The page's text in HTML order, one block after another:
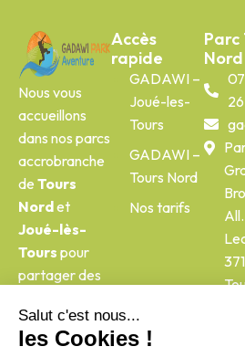
Nous vous
accueillons
dans nos parcs
accrobranche
de Tours
Nordet
Joué-lès-
Tours pour
partager des
sportifs et
accessibles à
Accès
rapide
GADAWI –
Joué-les-
Tours
GADAWI –
Tours Nord
Nos tarifs
Parc
Nord